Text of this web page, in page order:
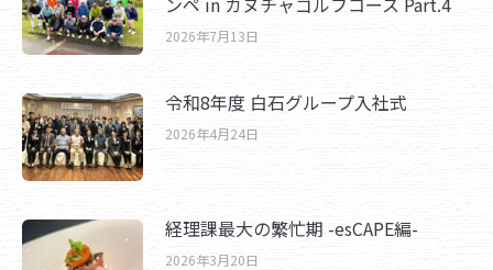
2026年7月13日
令和8年度 白石グループ入社式
2026年4月24日
経理課最大の繁忙期 -esCAPE編-
2026年3月20日